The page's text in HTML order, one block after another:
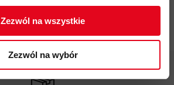
Zezwól na wszystkie
Zezwól na wybór